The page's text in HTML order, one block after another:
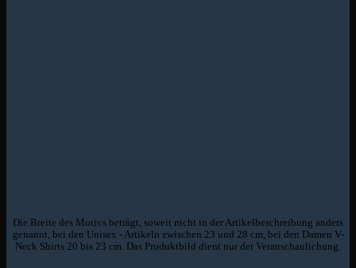
Die Breite des Motivs beträgt, soweit nicht in der Artikelbeschreibung anders
genannt, bei den Unisex - Artikeln zwischen 23 und 28 cm, bei den Damen V-
Neck Shirts 20 bis 23 cm. Das Produktbild dient nur der Veranschaulichung.